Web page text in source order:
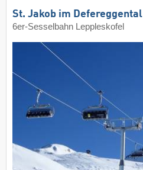
St. Jakob im Defereggental
6er-Sesselbahn Leppleskofel